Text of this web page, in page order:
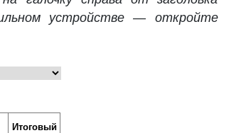
устройстве — откройте
Итоговый